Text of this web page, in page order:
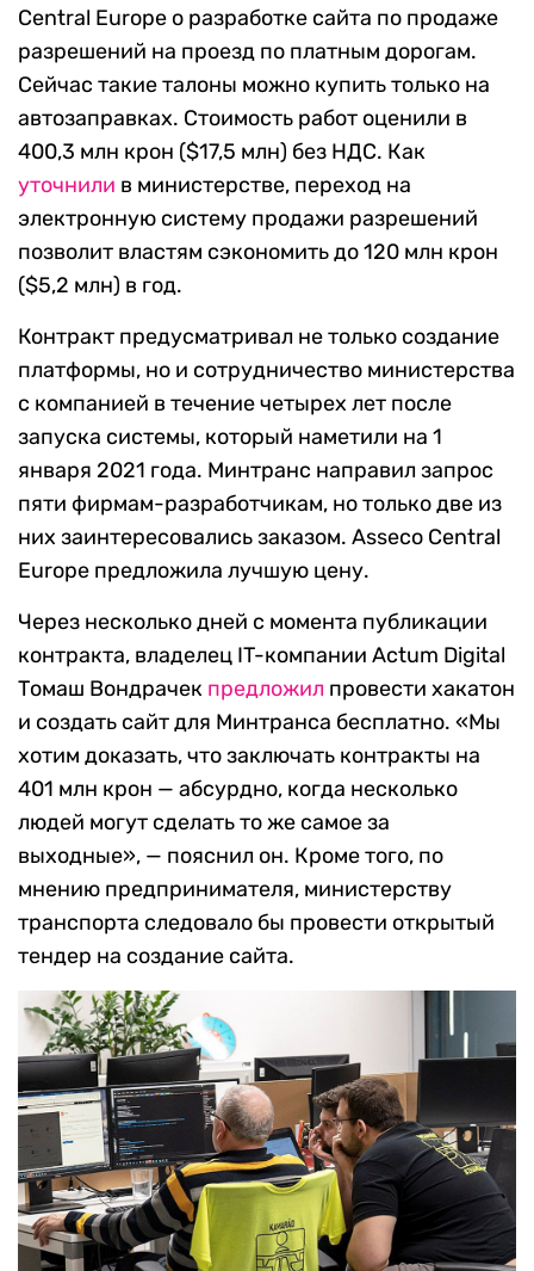
Central Europe о разработке сайта по продаже
разрешений на проезд по платным дорогам.
Сейчас такие талоны можно купить только на
автозаправках. Стоимость работ оценили в
400,3 млн крон ($17,5 млн) без НДС. Как
уточнили в министерстве, переход на
электронную систему продажи разрешений
позволит властям сэкономить до 120 млн крон
($5,2 млн) в год.
Контракт предусматривал не только создание
платформы, но и сотрудничество министерства
с компанией в течение четырех лет после
запуска системы, который наметили на 1
января 2021 года. Минтранс направил запрос
пяти фирмам-разработчикам, но только две из
них заинтересовались заказом. Asseco Central
Europe предложила лучшую цену.
Через несколько дней с момента публикации
контракта, владелец IT-компании Actum Digital
Томаш Вондрачек предложил провести хакатон
и создать сайт для Минтранса бесплатно. «Мы
хотим доказать, что заключать контракты на
401 млн крон — абсурдно, когда несколько
людей могут сделать то же самое за
выходные», — пояснил он. Кроме того, по
мнению предпринимателя, министерству
транспорта следовало бы провести открытый
тендер на создание сайта.